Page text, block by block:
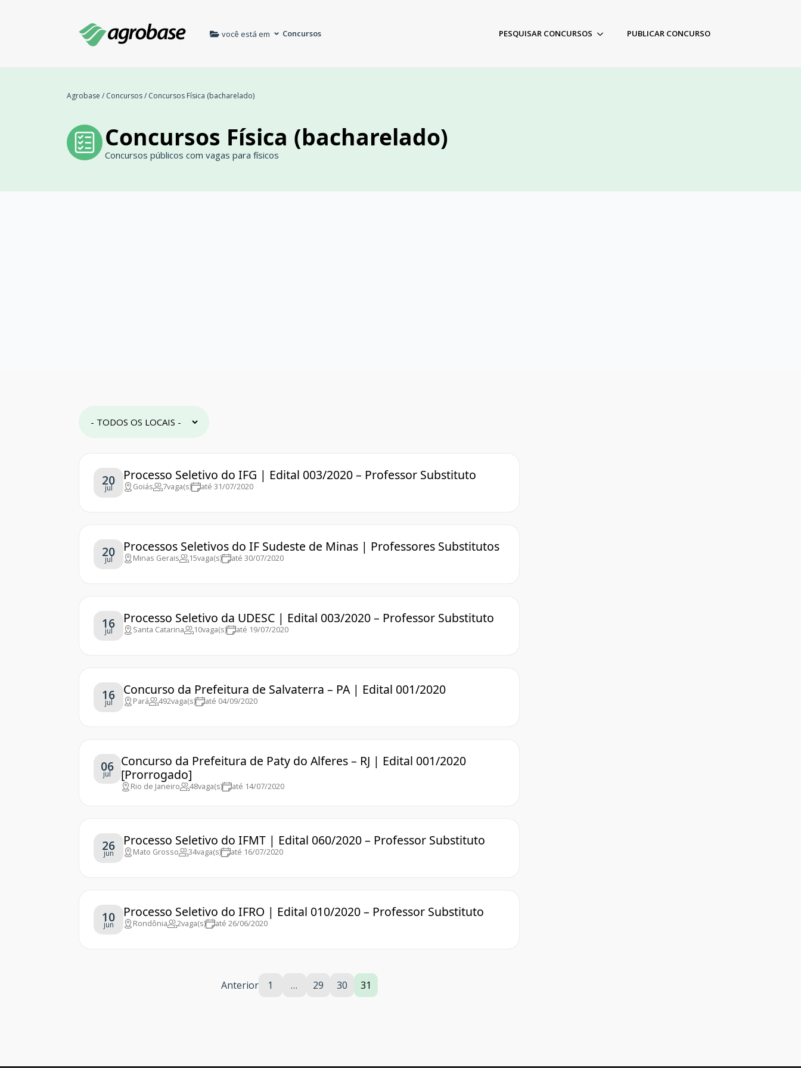
você está em Concursos PESQUISAR CONCURSOS PUBLICAR CONCURSO
Agrobase / Concursos/ Concursos Física (bacharelado)
Concursos Física (bacharelado)
Concursos públicos com vagas para físicos
20
jul
Processo Seletivo do IFG | Edital 003/2020 – Professor Substituto
Goiás 7vaga(s) até 31/07/2020
20
jul
Processos Seletivos do IF Sudeste de Minas | Professores Substitutos
Minas Gerais 15vaga(s) até 30/07/2020
16
jul
Processo Seletivo da UDESC | Edital 003/2020 – Professor Substituto
Santa Catarina 10vaga(s) até 19/07/2020
16
jul
Concurso da Prefeitura de Salvaterra – PA | Edital 001/2020
Pará 492vaga(s) até 04/09/2020
06
jul
Concurso da Prefeitura de Paty do Alferes – RJ | Edital 001/2020
[Prorrogado]
Rio de Janeiro 48vaga(s) até 14/07/2020
26
jun
Processo Seletivo do IFMT | Edital 060/2020 – Professor Substituto
Mato Grosso 34vaga(s) até 16/07/2020
10
jun
Processo Seletivo do IFRO | Edital 010/2020 – Professor Substituto
Rondônia 2vaga(s) até 26/06/2020
Anterior 1 … 29 30 31